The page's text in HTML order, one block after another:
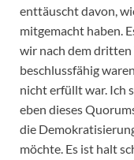
enttäuscht davon,
mitgemacht haben.
wir nach dem
beschlussfähig
nicht erfüllt war. Ich
eben dieses
die
möchte. Es ist halt